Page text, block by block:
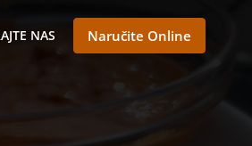
NAS Naručite Online